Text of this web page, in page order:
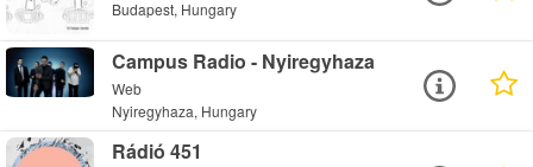
Budapest, Hungary
Campus Radio - Nyiregyhaza
Web
Nyiregyhaza, Hungary
Rádió 451